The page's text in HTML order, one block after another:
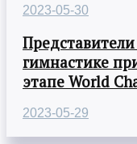
2023-05-30
гимнастике
этапе World
2023-05-29